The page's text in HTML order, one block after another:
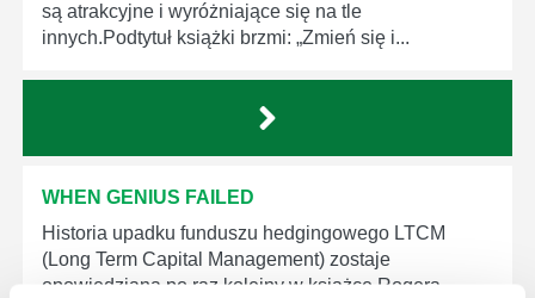
są atrakcyjne i wyróżniające się na tle
innych.Podtytuł książki brzmi: „Zmień się i...
WHEN GENIUS FAILED
Historia upadku funduszu hedgingowego LTCM
(Long Term Capital Management) zostaje
opowiedziana po raz kolejny w książce Rogera